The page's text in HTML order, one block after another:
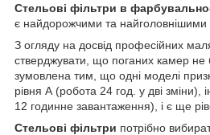
Стельові фільтри в
є найдорожчими та найголовнішими з
З огляду на досвід професійних
стверджувати, що поганих камер не
зумовлена тим, що одні моделі
рівня А (робота 24 год. у дві
12 годинне завантаження), і є ще
Стельові фільтри потрібно